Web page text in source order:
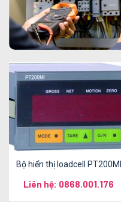
Bộ hiển thị loadcell PT200MI
Liên hệ: 0868.001.176